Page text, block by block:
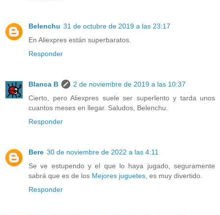
Belenchu 31 de octubre de 2019 a las 23:17
En Aliexpres están superbaratos.
Responder
Blanca B
2 de noviembre de 2019 a las 10:37
Cierto, pero Aliexpres suele ser superlento y tarda unos
cuantos meses en llegar. Saludos, Belenchu.
Responder
Bere 30 de noviembre de 2022 a las 4:11
Se ve estupendo y el que lo haya jugado, seguramente
sabrá que es de los Mejores juguetes , es muy divertido.
Responder